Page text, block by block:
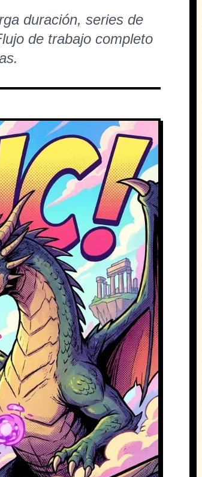
duración, series de
de trabajo completo